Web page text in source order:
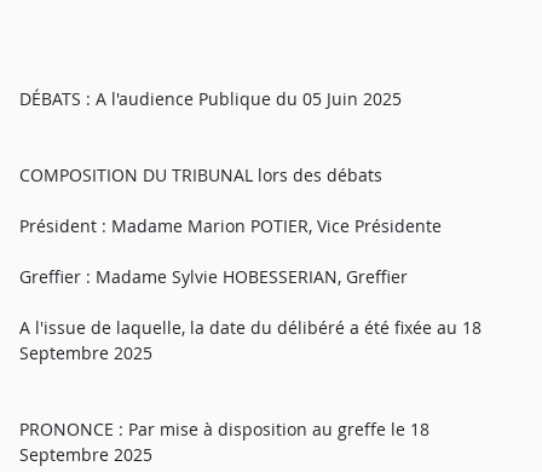
DÉBATS : A l'audience Publique du 05 Juin 2025
COMPOSITION DU TRIBUNAL lors des débats
Président : Madame Marion POTIER, Vice Présidente
Greffier : Madame Sylvie HOBESSERIAN, Greffier
A l'issue de laquelle, la date du délibéré a été fixée au 18
Septembre 2025
PRONONCE : Par mise à disposition au greffe le 18
Septembre 2025